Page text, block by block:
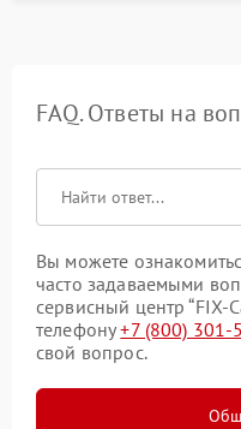
FAQ. Ответы на
Вы можете
часто задаваемыми
сервисный центр “FIX-
телефону+7 (800) 301-
свой вопрос.